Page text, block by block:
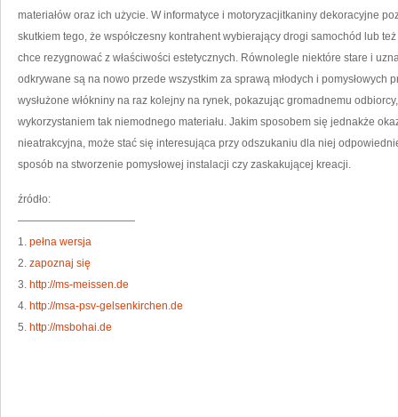
materiałów oraz ich użycie. W informatyce i motoryzacjitkaniny dekoracyjne
skutkiem tego, że współczesny kontrahent wybierający drogi samochód lub
chce rezygnować z właściwości estetycznych. Równolegle niektóre stare i
odkrywane są na nowo przede wszystkim za sprawą młodych i pomysłowych
wysłużone włókniny na raz kolejny na rynek, pokazując gromadnemu
wykorzystaniem tak niemodnego materiału. Jakim sposobem się jednakże
nieatrakcyjna, może stać się interesująca przy odszukaniu dla niej
sposób na stworzenie pomysłowej instalacji czy zaskakującej kreacji.
źródło:
———————————
1. pełna wersja
2. zapoznaj się
3. http://ms-meissen.de
4. http://msa-psv-gelsenkirchen.de
5. http://msbohai.de